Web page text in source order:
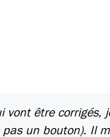
vont être corrigés,
un bouton). Il